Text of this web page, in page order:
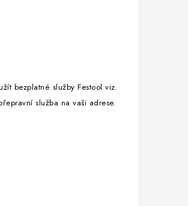
bezplatné služby Festool viz.
služba na vaši adrese.